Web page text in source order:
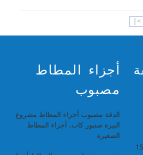
>|
أجزاء المطاط
مصبوب
الدقة مصبوب أجزاء المطاط مشروع
البيرة صنبور كاب، أجزاء المطاط
الصغيرة
الشفاه ختم / مصغرة رمح الأختام 15